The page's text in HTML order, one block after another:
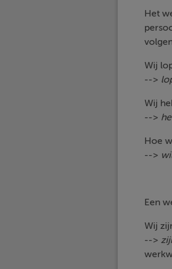
Het
Wij
-->
Wij
-->
Hoe
-->
Een
Wij
-->